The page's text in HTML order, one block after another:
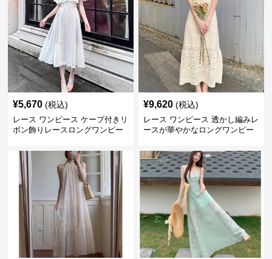
¥5,670 (税込)
レース ワンピース ケープ付きリ
ボン飾りレースロングワンピー
¥9,620 (税込)
レース ワンピース 透かし編みレ
ースが華やかなロングワンピー